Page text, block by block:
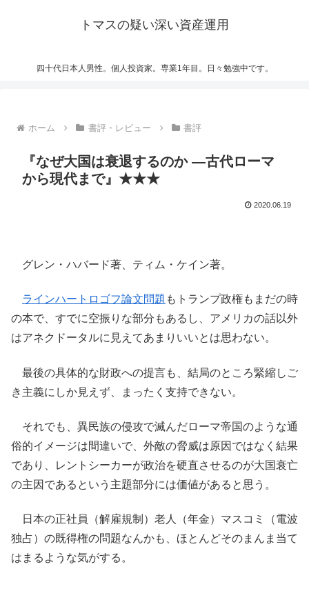
トマスの疑い深い資産運用
四十代日本人男性。個人投資家。専業1年目。日々勉強中です。
ホーム 書評・レビュー 書評
『なぜ大国は衰退するのか ―古代ローマ
から現代まで』★★★
2020.06.19
グレン・ハバード著、ティム・ケイン著。
ラインハートロゴフ論文問題 もトランプ政権もまだの時
の本で、すでに空振りな部分もあるし、アメリカの話以外
はアネクドータルに見えてあまりいいとは思わない。
最後の具体的な財政への提言も、結局のところ緊縮しご
き主義にしか見えず、まったく支持できない。
それでも、異民族の侵攻で滅んだローマ帝国のような通
俗的イメージは間違いで、外敵の脅威は原因ではなく結果
であり、レントシーカーが政治を硬直させるのが大国衰亡
の主因であるという主題部分には価値があると思う。
日本の正社員（解雇規制）老人（年金）マスコミ（電波
独占）の既得権の問題なんかも、ほとんどそのまんま当て
はまるような気がする。